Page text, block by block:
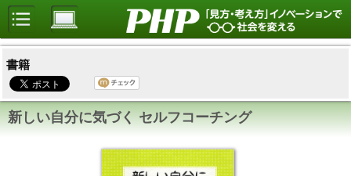
書籍
新しい自分に気づく セルフコーチング